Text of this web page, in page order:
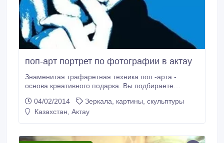
поп-арт портрет по фотографии в актау
Знаменитая трафаретная техника поп -арта -
основа креативного подарка. Вы подбираете
создаем на холсте портрет вашего любимого, друга,
родителей или начальника. каким оно будет, вы
04/02/2014
Зеркала, картины, скульптуры
Казахстан, Актау